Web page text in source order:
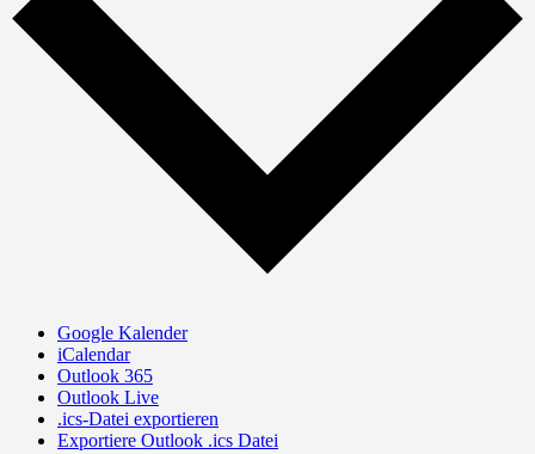
Google Kalender
iCalendar
Outlook 365
Outlook Live
.ics-Datei exportieren
Exportiere Outlook .ics Datei